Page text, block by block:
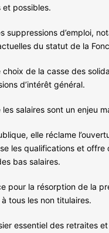
et possibles.
suppressions d’emploi,
du statut de la
choix de la casse des
d’intérêt général.
les salaires sont un enjeu
elle réclame
les qualifications et
bas salaires.
pour la résorption de la
tous les non titulaires.
essentiel des retraites